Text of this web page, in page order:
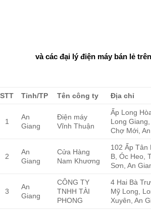
và các đại lý điện máy bán lẻ
STT Tỉnh/TP Tên công ty Địa chỉ
1
An
Giang
Điện máy
Vĩnh Thuận
Ấp Long
Long Giang,
Chợ Mới,
2
An
Giang
Cửa Hàng
Nam Khương
102 Ấp Tân
B, Óc Heo,
Sơn, An
3
An
Giang
CÔNG TY
TNHH TÀI
PHONG
4 Hai Bà
Mỹ Long,
Xuyên, An